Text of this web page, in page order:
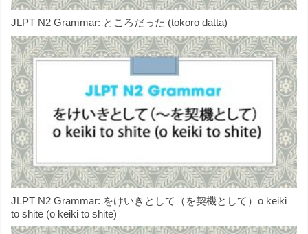
JLPT N2 Grammar: ところだった (tokoro datta)
JLPT N2 Grammar: をけいきとして（を契機として）o keiki
to shite (o keiki to shite)